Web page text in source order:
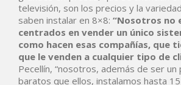
televisión, son los precios y la
saben instalar en 8×8: “Nosotros no
centrados en vender un único
como hacen esas compañías, que
que le venden a cualquier tipo de
Pecellín, “nosotros, además de ser
baratos que ellos, instalamos hasta